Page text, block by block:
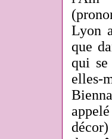
Lyon
que
qui
elles-